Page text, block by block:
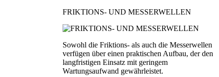
FRIKTIONS- UND MESSERWELLEN
Sowohl die Friktions- als auch die Messerwellen
verfügen über einen praktischen Aufbau, der den
langfristigen Einsatz mit geringem
Wartungsaufwand gewährleistet.